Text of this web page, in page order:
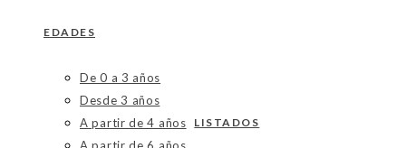
EDADES
De 0 a 3 años
Desde 3 años
A partir de 4 años
LISTADOS